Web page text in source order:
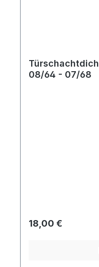
08/64 - 07/68
Regulärer Preis:
18,00 €